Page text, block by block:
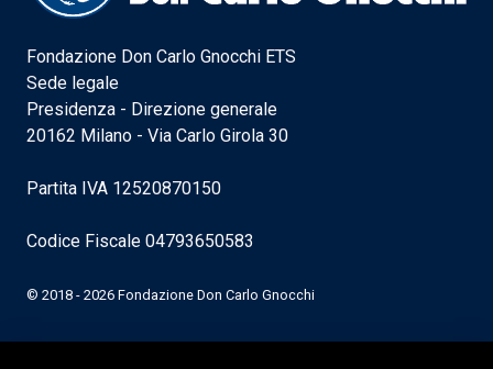
Fondazione Don Carlo Gnocchi ETS
Sede legale
Presidenza - Direzione generale
20162 Milano - Via Carlo Girola 30
Partita IVA 12520870150
Codice Fiscale 04793650583
© 2018 - 2026 Fondazione Don Carlo Gnocchi